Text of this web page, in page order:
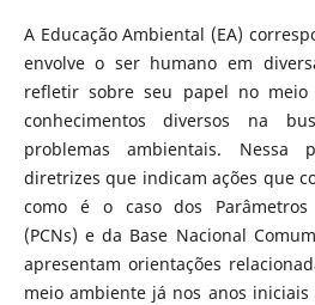
A Educação Ambiental (EA)
envolve o ser humano em
refletir sobre seu papel no
conhecimentos diversos na
problemas ambientais. Nessa
diretrizes que indicam ações que
como é o caso dos Parâmetros
(PCNs) e da Base Nacional
apresentam orientações
meio ambiente já nos anos iniciais